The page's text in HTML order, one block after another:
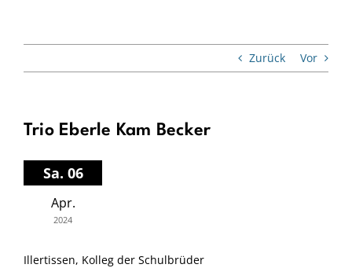
Zurück Vor
Trio Eberle Kam Becker
Sa. 06
Apr.
2024
Illertissen, Kolleg der Schulbrüder